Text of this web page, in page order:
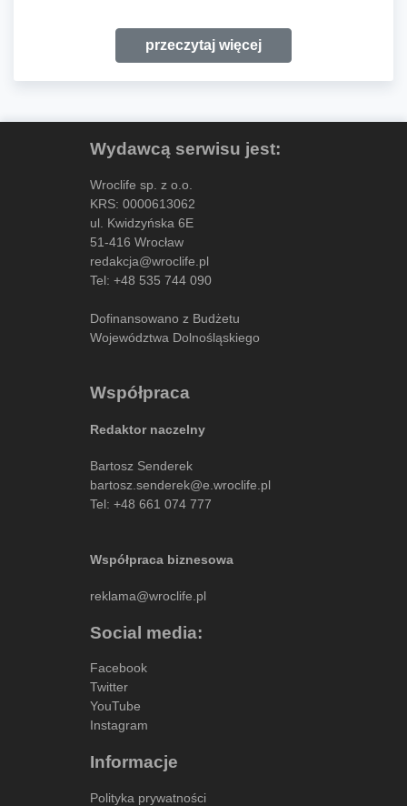
przeczytaj więcej
Wydawcą serwisu jest:
Wroclife sp. z o.o.
KRS: 0000613062
ul. Kwidzyńska 6E
51-416 Wrocław
redakcja@wroclife.pl
Tel: +48 535 744 090
Dofinansowano z Budżetu
Województwa Dolnośląskiego
Współpraca
Redaktor naczelny
Bartosz Senderek
bartosz.senderek@e.wroclife.pl
Tel: +48 661 074 777
Współpraca biznesowa
reklama@wroclife.pl
Social media:
Facebook
Twitter
YouTube
Instagram
Informacje
Polityka prywatności